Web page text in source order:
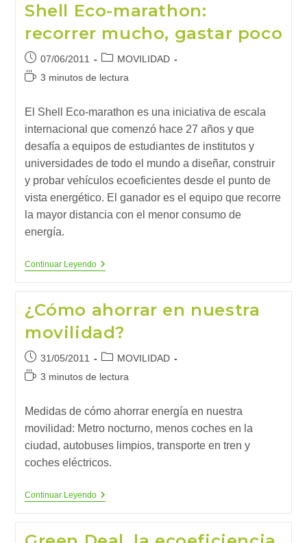
Alumbrado
Y
En
La
Edificación?
Shell Eco-marathon:
recorrer mucho, gastar poco
Publicación
de
07/06/2011
Categoría
de
MOVILIDAD
Tiempo3 minutos de lectura
El Shell Eco-marathon es una iniciativa de escala
internacional que comenzó hace 27 años y que
desafía a equipos de estudiantes de institutos y
universidades de todo el mundo a diseñar, construir
y probar vehículos ecoeficientes desde el punto de
vista energético. El ganador es el equipo que recorre
la mayor distancia con el menor consumo de
energía.
Continuar LeyendoShell
Mucho,
Gastar
Poco
¿Cómo ahorrar en nuestra
movilidad?
Publicación
de
31/05/2011
Categoría
de
MOVILIDAD
Tiempo3 minutos de lectura
Medidas de cómo ahorrar energía en nuestra
movilidad: Metro nocturno, menos coches en la
ciudad, autobuses limpios, transporte en tren y
coches eléctricos.
Continuar Leyendo¿Cómo
Movilidad?